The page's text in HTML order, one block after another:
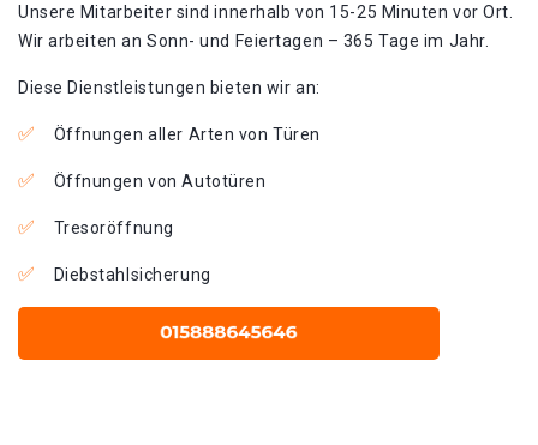
Unsere Mitarbeiter sind innerhalb von 15-25 Minuten vor Ort.
Wir arbeiten an Sonn- und Feiertagen – 365 Tage im Jahr.
Diese Dienstleistungen bieten wir an:
Öffnungen aller Arten von Türen
Öffnungen von Autotüren
Tresoröffnung
Diebstahlsicherung